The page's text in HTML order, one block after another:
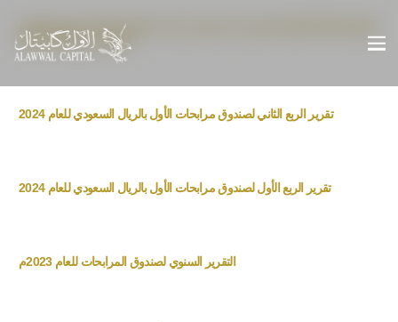
القوائم المالية الاولية المفحوصة لصندوق مرابحات الاول بالريال السعودي للفترة
المنتهية في 30-06-2024
تقرير الربع الثاني لصندوق مرابحات الأول بالريال السعودي للعام 2024
تقرير الربع الأول لصندوق مرابحات الأول بالريال السعودي للعام 2024
التقرير السنوي لصندوق المرابحات للعام 2023م